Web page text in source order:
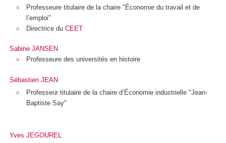
Professeure titulaire de la chaire "Économie du travail et de
l’emploi"
Directrice du CEET
Sabine JANSEN
Professeure des universités en histoire
Sébastien JEAN
Professeur titulaire de la chaire d’Économie industrielle "Jean-
Baptiste Say"
Yves JEGOUREL